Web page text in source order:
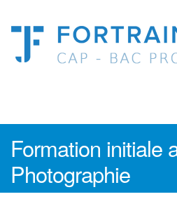
Formation initiale
Photographie